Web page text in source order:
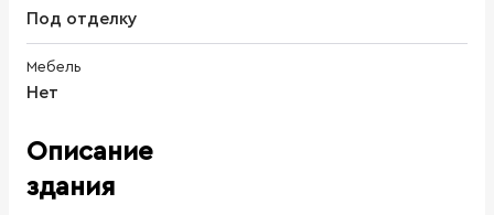
Под отделку
Мебель
Нет
Описание
здания